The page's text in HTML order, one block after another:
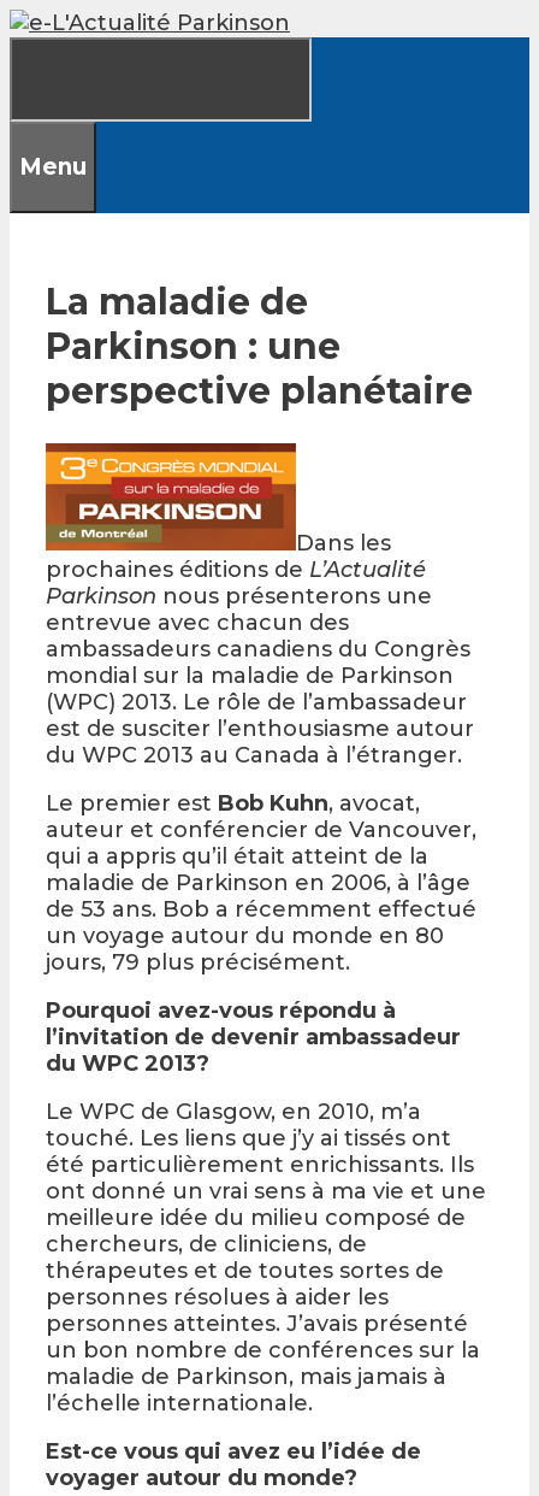
Skip
to
Menu
La maladie de
Parkinson : une
perspective planétaire
Dans les
prochaines éditions de L’Actualité
Parkinson nous présenterons une
entrevue avec chacun des
ambassadeurs canadiens du Congrès
mondial sur la maladie de Parkinson
(WPC) 2013. Le rôle de l’ambassadeur
est de susciter l’enthousiasme autour
du WPC 2013 au Canada à l’étranger.
Le premier est Bob Kuhn, avocat,
auteur et conférencier de Vancouver,
qui a appris qu’il était atteint de la
maladie de Parkinson en 2006, à l’âge
de 53 ans. Bob a récemment effectué
un voyage autour du monde en 80
jours, 79 plus précisément.
Pourquoi avez-vous répondu à
l’invitation de devenir ambassadeur
du WPC 2013?
Le WPC de Glasgow, en 2010, m’a
touché. Les liens que j’y ai tissés ont
été particulièrement enrichissants. Ils
ont donné un vrai sens à ma vie et une
meilleure idée du milieu composé de
chercheurs, de cliniciens, de
thérapeutes et de toutes sortes de
personnes résolues à aider les
personnes atteintes. J’avais présenté
un bon nombre de conférences sur la
maladie de Parkinson, mais jamais à
l’échelle internationale.
Est-ce vous qui avez eu l’idée de
voyager autour du monde?